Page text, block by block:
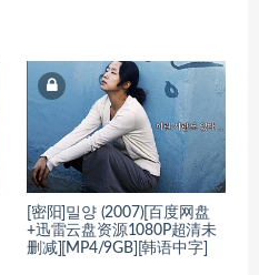
[密阳]밀양 (2007)[百度网盘
+迅雷云盘资源1080P超清未
删减][MP4/9GB][韩语中字]